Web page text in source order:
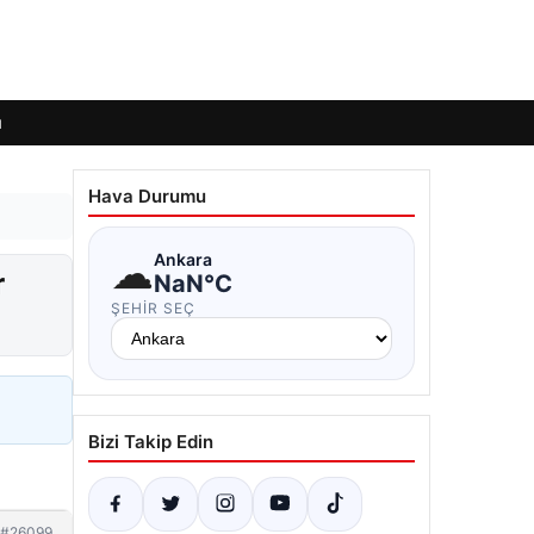
Hava Durumu
☁Ankara
NaN°C
ŞEHIR SEÇ
Bizi Takip Edin